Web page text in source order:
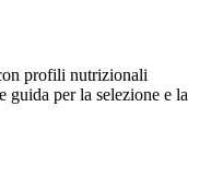
profili nutrizionali
guida per la selezione e la